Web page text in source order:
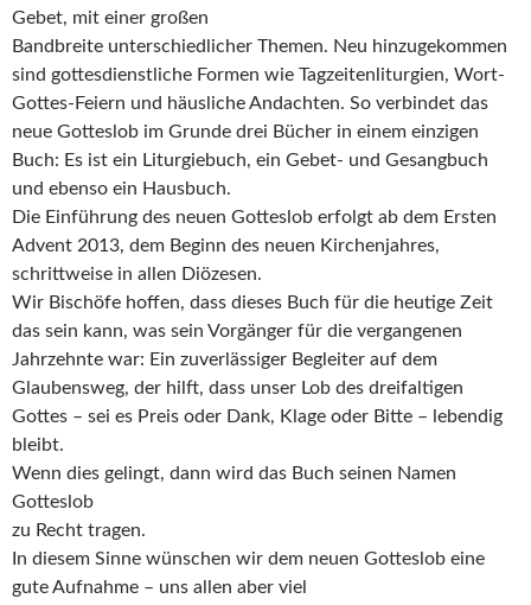
Gebet, mit einer großen
Bandbreite unterschiedlicher Themen. Neu hinzugekommen
sind gottesdienstliche Formen wie Tagzeitenliturgien, Wort-
Gottes-Feiern und häusliche Andachten. So verbindet das
neue Gotteslob im Grunde drei Bücher in einem einzigen
Buch: Es ist ein Liturgiebuch, ein Gebet- und Gesangbuch
und ebenso ein Hausbuch.
Die Einführung des neuen Gotteslob erfolgt ab dem Ersten
Advent 2013, dem Beginn des neuen Kirchenjahres,
schrittweise in allen Diözesen.
Wir Bischöfe hoffen, dass dieses Buch für die heutige Zeit
das sein kann, was sein Vorgänger für die vergangenen
Jahrzehnte war: Ein zuverlässiger Begleiter auf dem
Glaubensweg, der hilft, dass unser Lob des dreifaltigen
Gottes – sei es Preis oder Dank, Klage oder Bitte – lebendig
bleibt.
Wenn dies gelingt, dann wird das Buch seinen Namen
Gotteslob
zu Recht tragen.
In diesem Sinne wünschen wir dem neuen Gotteslob eine
gute Aufnahme – uns allen aber viel